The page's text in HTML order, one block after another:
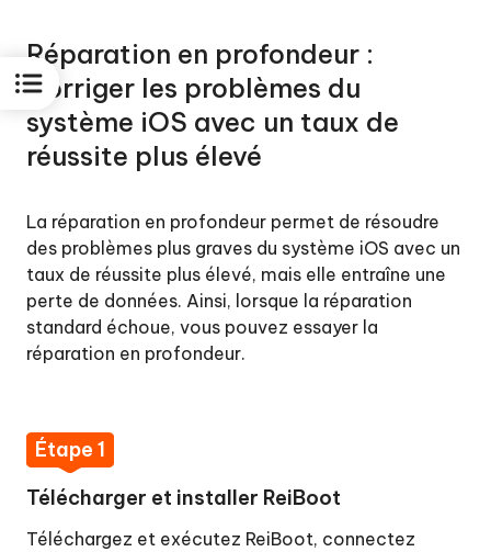
Réparation en profondeur :
Corriger les problèmes du
système iOS avec un taux de
réussite plus élevé
La réparation en profondeur permet de résoudre
des problèmes plus graves du système iOS avec un
taux de réussite plus élevé, mais elle entraîne une
perte de données. Ainsi, lorsque la réparation
standard échoue, vous pouvez essayer la
réparation en profondeur.
Étape 1
Télécharger et installer ReiBoot
Téléchargez et exécutez ReiBoot, connectez